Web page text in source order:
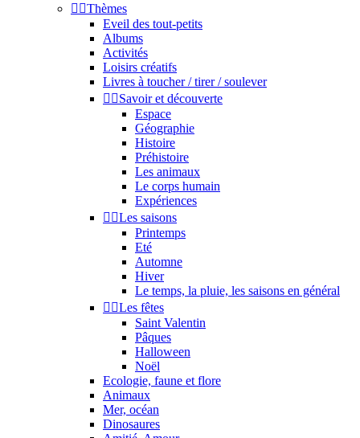
 Thèmes
Eveil des tout-petits
Albums
Activités
Loisirs créatifs
Livres à toucher / tirer / soulever
 Savoir et découverte
Espace
Géographie
Histoire
Préhistoire
Les animaux
Le corps humain
Expériences
 Les saisons
Printemps
Eté
Automne
Hiver
Le temps, la pluie, les saisons en général
 Les fêtes
Saint Valentin
Pâques
Halloween
Noël
Ecologie, faune et flore
Animaux
Mer, océan
Dinosaures